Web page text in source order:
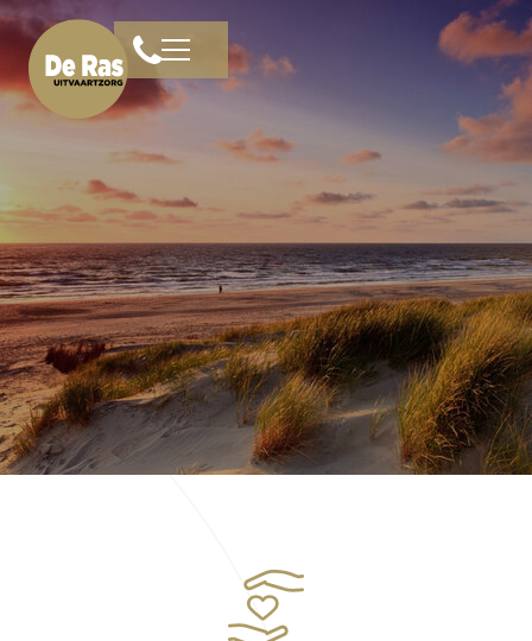
Home
Diensten
Rouwberichten
Over ons
Bloemen
Familieruimte
Livestreams
Veelgestelde vragen